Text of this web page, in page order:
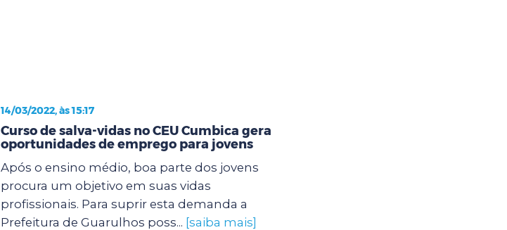
14/03/2022, às 15:17
Curso de salva-vidas no CEU Cumbica gera
oportunidades de emprego para jovens
Após o ensino médio, boa parte dos jovens
procura um objetivo em suas vidas
profissionais. Para suprir esta demanda a
Prefeitura de Guarulhos poss... [saiba mais]